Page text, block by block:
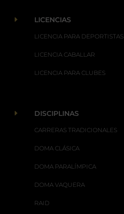
E LICENCIAS
LICENCIA PARA DEPORTISTAS
LICENCIA CABALLAR
LICENCIA PARA CLUBES
E DISCIPLINAS
CARRERAS TRADICIONALES
DOMA CLÁSICA
DOMA PARALÍMPICA
DOMA VAQUERA
RAID